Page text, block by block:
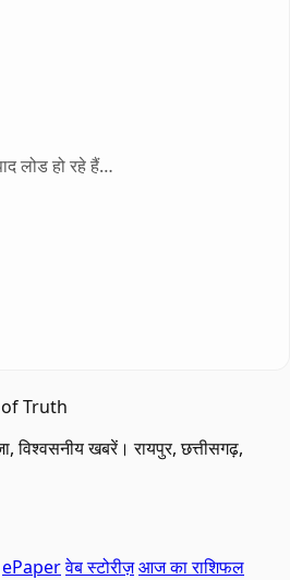
लोड हो रहे हैं…
Truth
विश्वसनीय खबरें। रायपुर, छत्तीसगढ़,
ePaperवेब स्टोरीज़आज का राशिफल